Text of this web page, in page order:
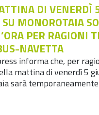
DI VENERDÌ
MONOROTAIA
PER RAGIONI
NAVETTA
informa che, per
mattina di venerdì 5
sarà